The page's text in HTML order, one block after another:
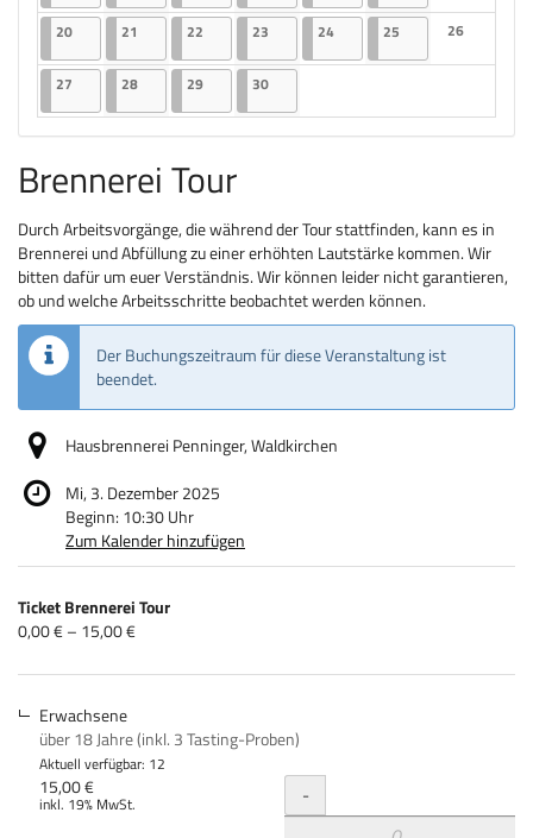
Keine
2020.04.2026
2 Veranstaltungen
21 21.04.2026
2 Veranstaltungen
22 22.04.2026
2 Veranstaltungen
23 23.04.2026
2 Veranstaltungen
2424.04.2026
2 Veranstaltungen
25 25.04.2026
2 Veranstaltungen
26
Keine
27 27.04.2026
2 Veranstaltungen
2828.04.2026
2 Veranstaltungen
2929.04.2026
2 Veranstaltungen
3030.04.2026
2 Veranstaltungen
Brennerei Tour
Durch Arbeitsvorgänge, die während der Tour stattfinden, kann es in
Brennerei und Abfüllung zu einer erhöhten Lautstärke kommen. Wir
bitten dafür um euer Verständnis. Wir können leider nicht garantieren,
ob und welche Arbeitsschritte beobachtet werden können.
Der Buchungszeitraum für diese Veranstaltung ist
beendet.
Hausbrennerei Penninger, Waldkirchen
Mi, 3. Dezember 2025
Beginn: 10:30Uhr
Zum Kalender hinzufügen
Produkte
Unkategorisierte
Produkte
Ticket Brennerei Tour
von
bis
0,00 € – 15,00 €
Erwachsene
über 18 Jahre (inkl. 3 Tasting-Proben)
Aktuell verfügbar: 12
15,00 €
inkl. 19% MwSt. Menge
-